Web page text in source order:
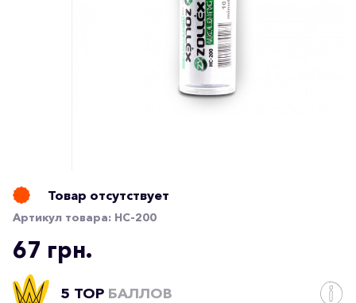
Товар отсутствует
Артикул товара: HC-200
67 грн.
5 TOP БАЛЛОВ